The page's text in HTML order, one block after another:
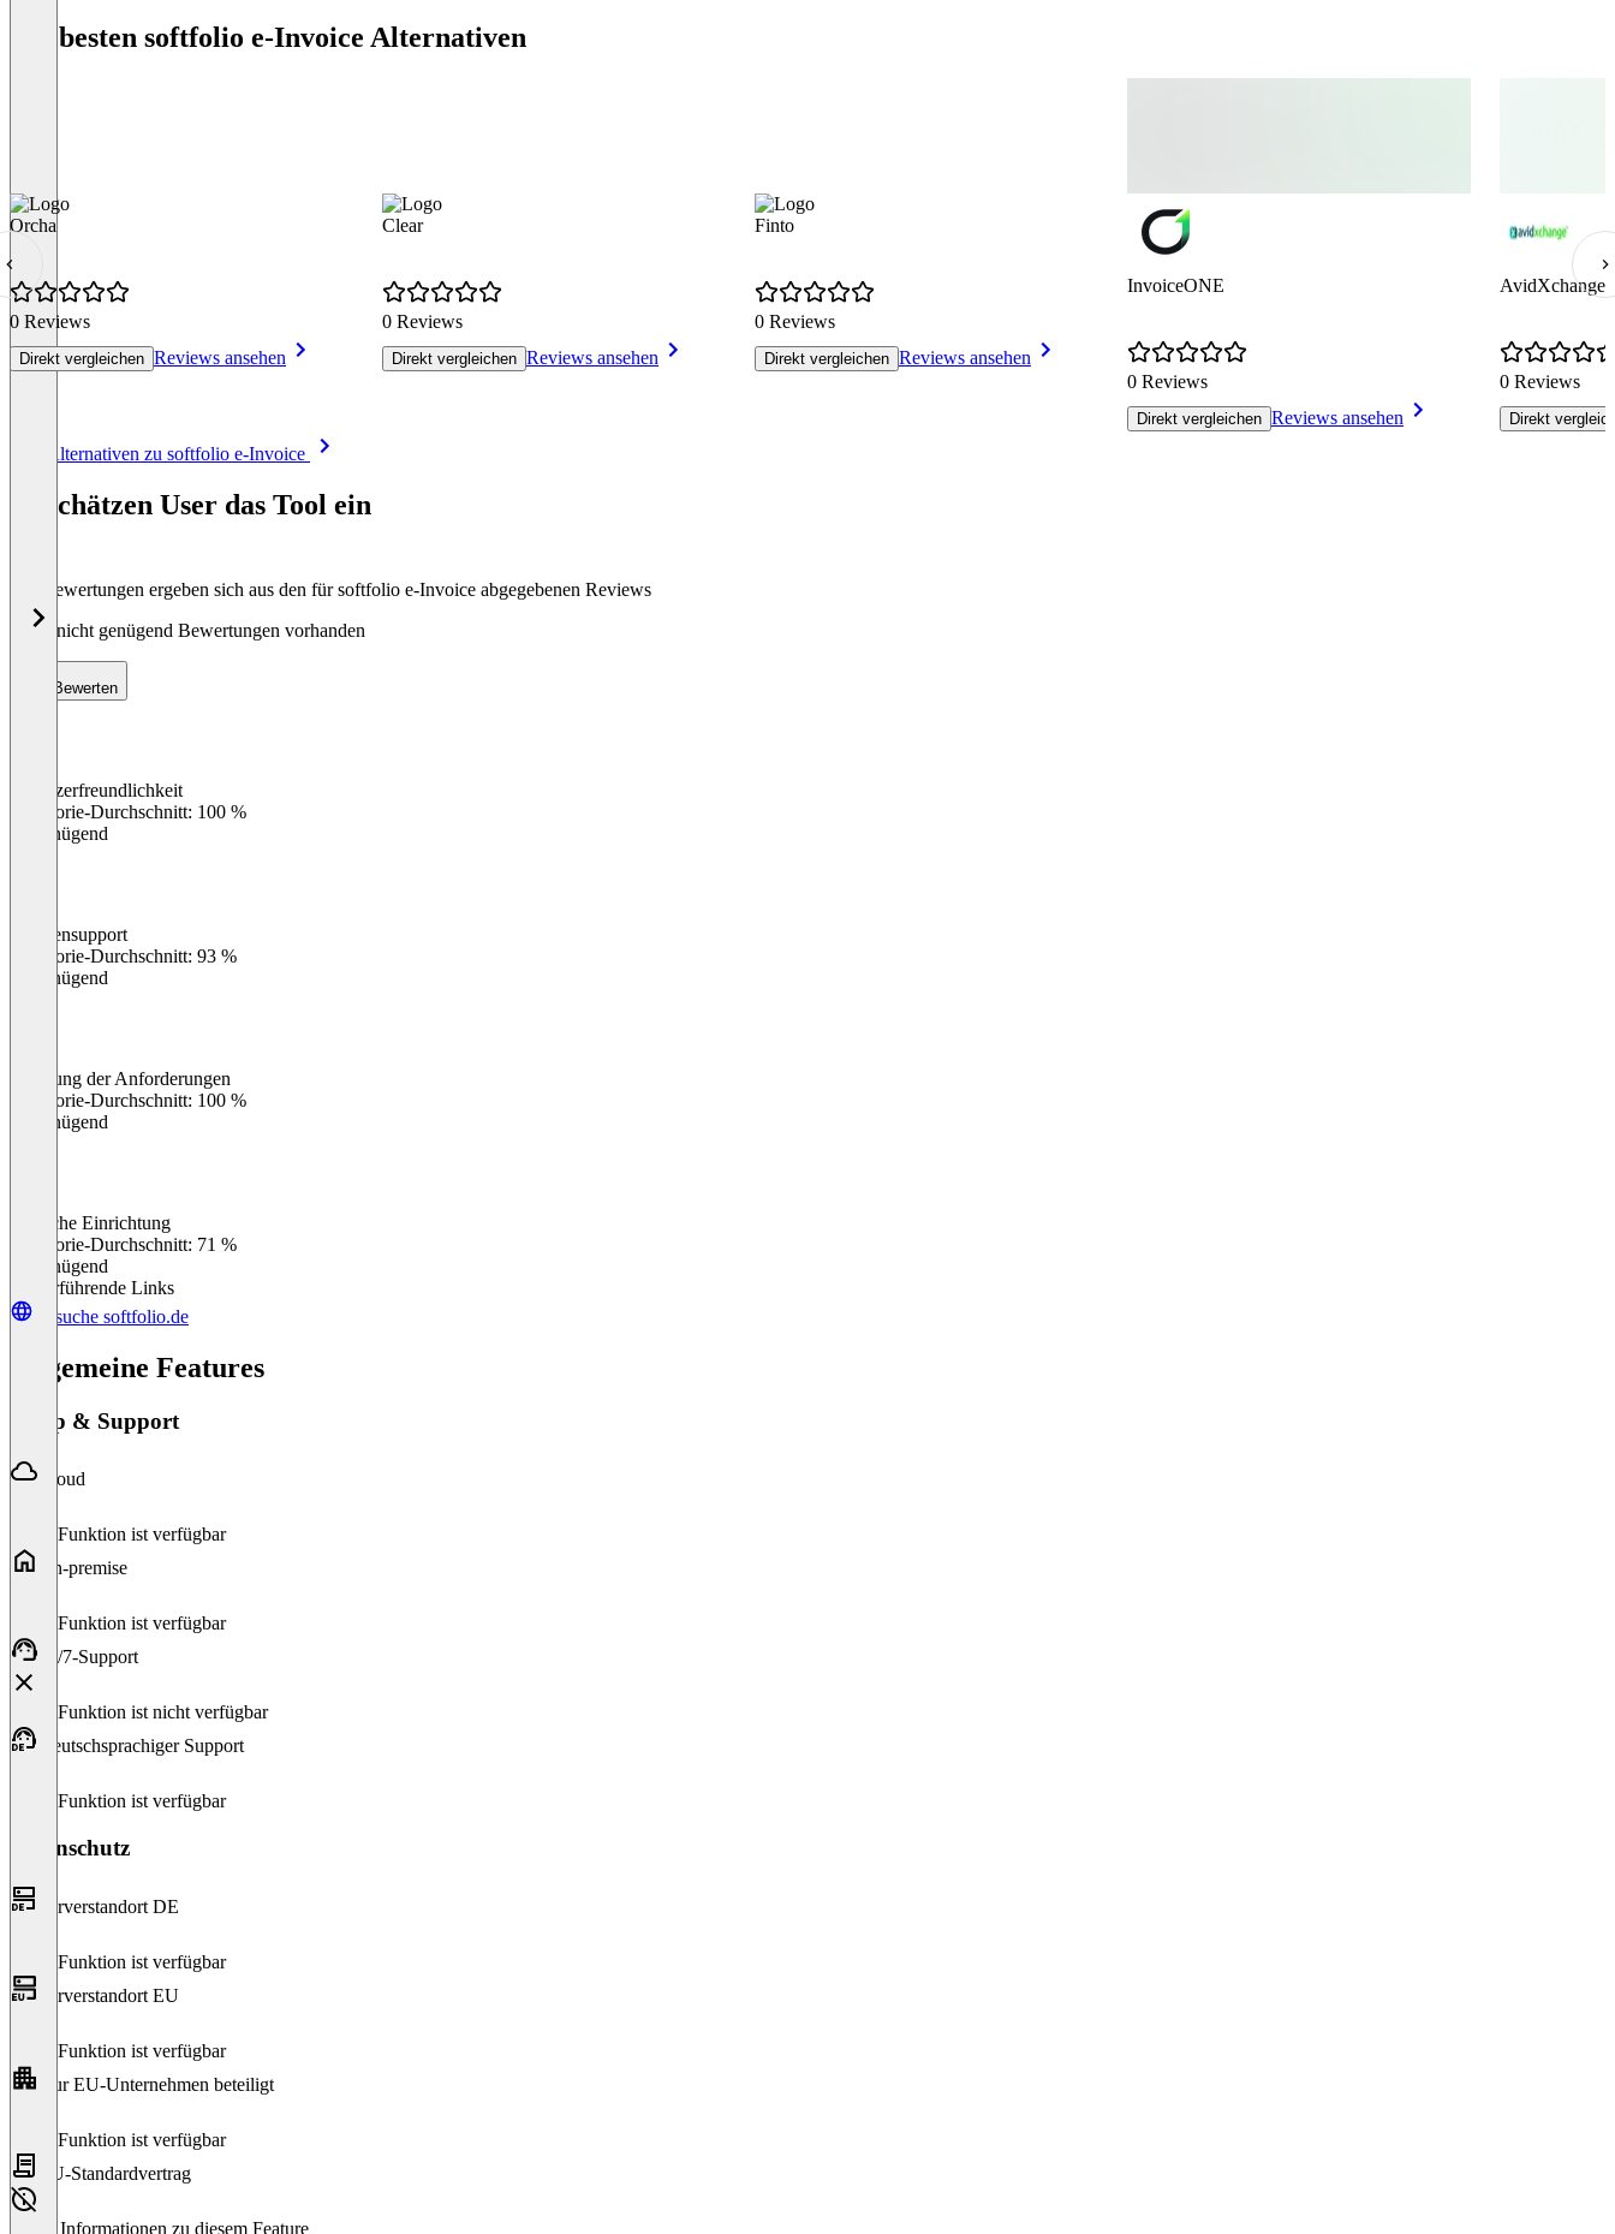
Die besten softfolio e-Invoice Alternativen
Orcha
0 Reviews
Direkt vergleichen Reviews ansehen
Clear
0 Reviews
Direkt vergleichen Reviews ansehen
Finto
0 Reviews
Direkt vergleichen Reviews ansehen
InvoiceONE
0 Reviews
Direkt vergleichen Reviews ansehen
AvidXchange
0 Reviews
Direkt
Alle Alternativen zu softfolio e-Invoice
So schätzen User das Tool ein
Die Bewertungen ergeben sich aus den für softfolio e-Invoice abgegebenen Reviews
Noch nicht genügend Bewertungen vorhanden
Bewerten
Benutzerfreundlichkeit
Kategorie-Durchschnitt: 100 %
Ungenügend
Kundensupport
Kategorie-Durchschnitt: 93 %
Ungenügend
Erfüllung der Anforderungen
Kategorie-Durchschnitt: 100 %
Ungenügend
Einfache Einrichtung
Kategorie-Durchschnitt: 71 %
Ungenügend
Weiterführende Links
Besuche softfolio.de
Allgemeine Features
Setup & Support
Cloud
Diese Funktion ist verfügbar
On-premise
Diese Funktion ist verfügbar
24/7-Support
Diese Funktion ist nicht verfügbar
Deutschsprachiger Support
Diese Funktion ist verfügbar
Datenschutz
Serverstandort DE
Diese Funktion ist verfügbar
Serverstandort EU
Diese Funktion ist verfügbar
Nur EU-Unternehmen beteiligt
Diese Funktion ist verfügbar
EU-Standardvertrag
Keine Informationen zu diesem Feature